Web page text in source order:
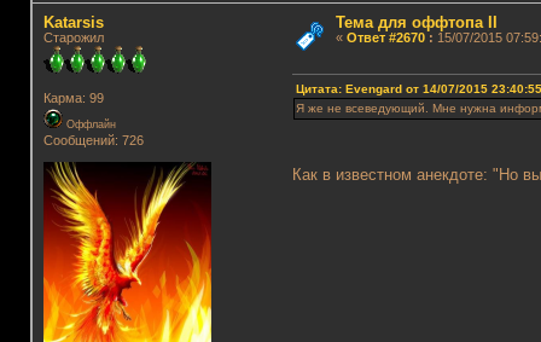
Katarsis
Старожил
Карма: 99
Оффлайн
Сообщений: 726
Тема для оффтопа II
« Ответ #2670: 15/07/2015
Цитата: Evengard от 14/07/2015
Я же не всеведующий. Мне нужна
Как в известном анекдоте: "Но